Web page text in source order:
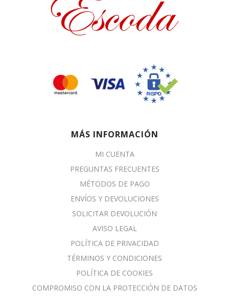
MÁS INFORMACIÓN
MI CUENTA
PREGUNTAS FRECUENTES
MÉTODOS DE PAGO
ENVÍOS Y DEVOLUCIONES
SOLICITAR DEVOLUCIÓN
AVISO LEGAL
POLÍTICA DE PRIVACIDAD
TÉRMINOS Y CONDICIONES
POLÍTICA DE COOKIES
COMPROMISO CON LA PROTECCIÓN DE DATOS